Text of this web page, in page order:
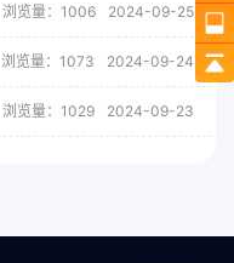
浏览量：1006 2024-09-25
浏览量：1073 2024-09-24
浏览量：1029 2024-09-23